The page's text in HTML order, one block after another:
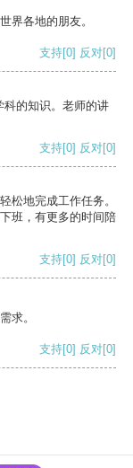
界各地的朋友。
支持[0] 反对[0]
科的知识。老师的讲
支持[0] 反对[0]
松地完成工作任务。
班，有更多的时间陪
支持[0] 反对[0]
求。
支持[0] 反对[0]